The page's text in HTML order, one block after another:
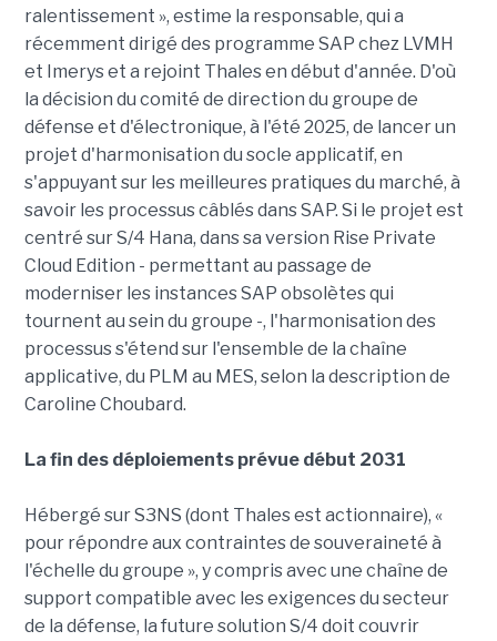
ralentissement », estime la responsable, qui a
récemment dirigé des programme SAP chez LVMH
et Imerys et a rejoint Thales en début d'année. D'où
la décision du comité de direction du groupe de
défense et d'électronique, à l'été 2025, de lancer un
projet d'harmonisation du socle applicatif, en
s'appuyant sur les meilleures pratiques du marché, à
savoir les processus câblés dans SAP. Si le projet est
centré sur S/4 Hana, dans sa version Rise Private
Cloud Edition - permettant au passage de
moderniser les instances SAP obsolètes qui
tournent au sein du groupe -, l'harmonisation des
processus s'étend sur l'ensemble de la chaîne
applicative, du PLM au MES, selon la description de
Caroline Choubard.
La fin des déploiements prévue début 2031
Hébergé sur S3NS (dont Thales est actionnaire), «
pour répondre aux contraintes de souveraineté à
l'échelle du groupe », y compris avec une chaîne de
support compatible avec les exigences du secteur
de la défense, la future solution S/4 doit couvrir